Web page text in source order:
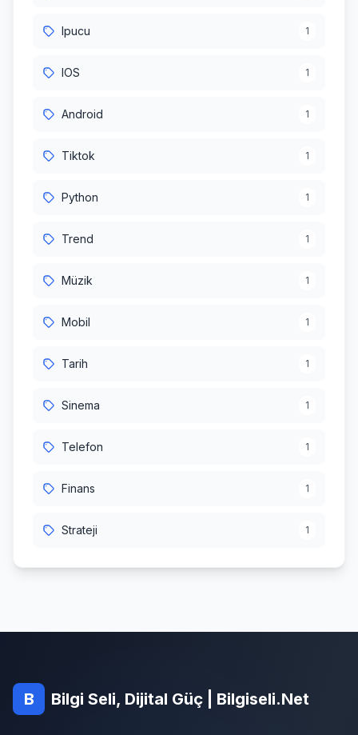
Ipucu 1
IOS 1
Android 1
Tiktok 1
Python 1
Trend 1
Müzik 1
Mobil 1
Tarih 1
Sinema 1
Telefon 1
Finans 1
Strateji 1
B Bilgi Seli, Dijital Güç | Bilgiseli.Net